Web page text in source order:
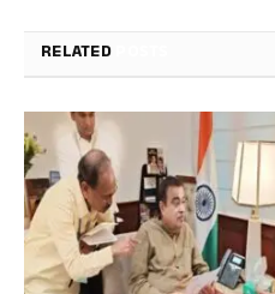
RELATED